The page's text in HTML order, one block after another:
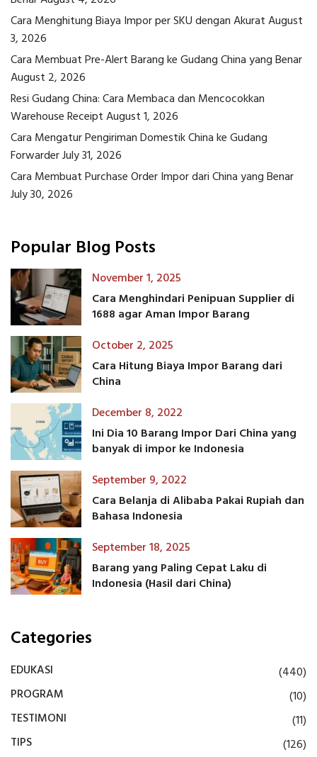
Cara Menghitung Biaya Impor per SKU dengan AkuratAugust
3, 2026
Cara Membuat Pre-Alert Barang ke Gudang China yang Benar
August 2, 2026
Resi Gudang China: Cara Membaca dan Mencocokkan
Warehouse ReceiptAugust 1, 2026
Cara Mengatur Pengiriman Domestik China ke Gudang
ForwarderJuly 31, 2026
Cara Membuat Purchase Order Impor dari China yang Benar
July 30, 2026
Popular Blog Posts
November 1, 2025
Cara Menghindari Penipuan Supplier di
1688 agar Aman Impor Barang
October 2, 2025
Cara Hitung Biaya Impor Barang dari
China
December 8, 2022
Ini Dia 10 Barang Impor Dari China yang
banyak di impor ke Indonesia
September 9, 2022
Cara Belanja di Alibaba Pakai Rupiah dan
Bahasa Indonesia
September 18, 2025
Barang yang Paling Cepat Laku di
Indonesia (Hasil dari China)
Categories
EDUKASI
(440)
PROGRAM
(10)
TESTIMONI
(11)
TIPS
(126)